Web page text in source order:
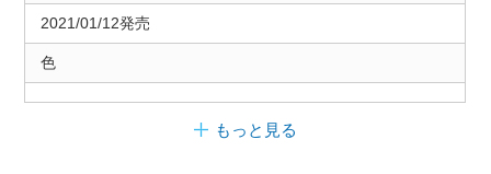
2021/01/12発売
色
もっと見る